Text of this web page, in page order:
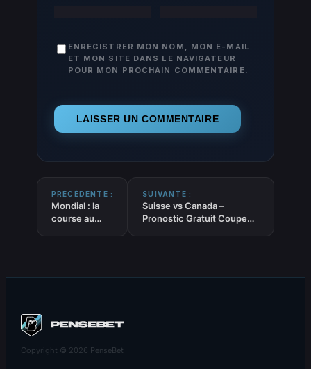
ENREGISTRER MON NOM, MON E-MAIL
ET MON SITE DANS LE NAVIGATEUR
POUR MON PROCHAIN COMMENTAIRE.
PRÉCÉDENTE :
Mondial : la
course au
SUIVANTE :
Suisse vs Canada –
Pronostic Gratuit Coupe
Copyright © 2026 PenseBet